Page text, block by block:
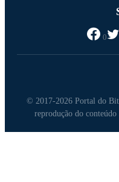
0
© 2017-2026 Portal do
reprodução do